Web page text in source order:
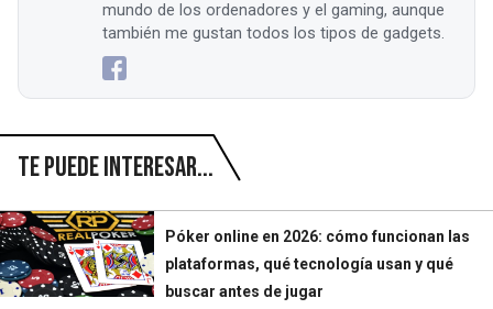
mundo de los ordenadores y el gaming, aunque
también me gustan todos los tipos de gadgets.
Te puede interesar...
Póker online en 2026: cómo funcionan las
plataformas, qué tecnología usan y qué
buscar antes de jugar